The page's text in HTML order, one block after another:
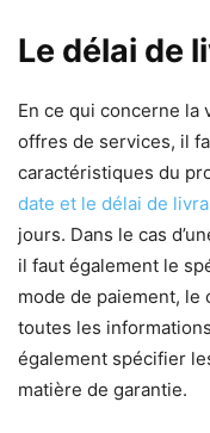
Le délai de
En ce qui concerne la
offres de services, il
caractéristiques du
date et le délai de
jours. Dans le cas
il faut également le
mode de paiement, le
toutes les
également spécifier
matière de garantie.